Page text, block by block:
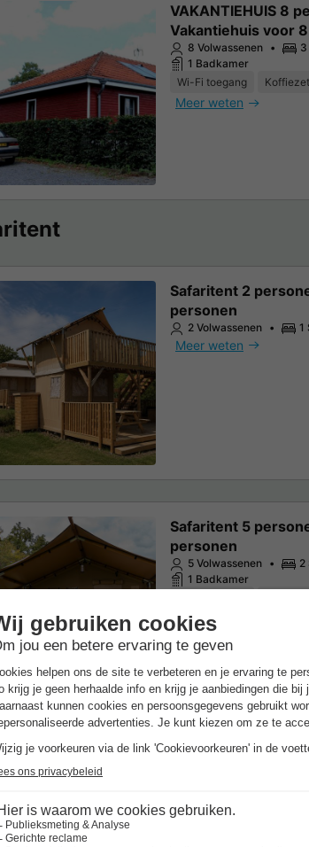
VAKANTIEHUIS 8
Vakantiehuis voor
8 Volwassenen
1 Badkamer
Wi-Fi toegang
Meer weten
Safaritent 2
personen
2 Volwassenen 1
Meer weten
Safaritent 5
personen
5 Volwassenen
2
1 Badkamer
Meer weten
Safaritent 7
1 Badkamer